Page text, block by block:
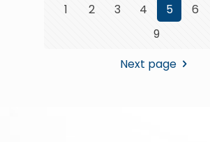
1 2 3 4 5 6
9
Next page